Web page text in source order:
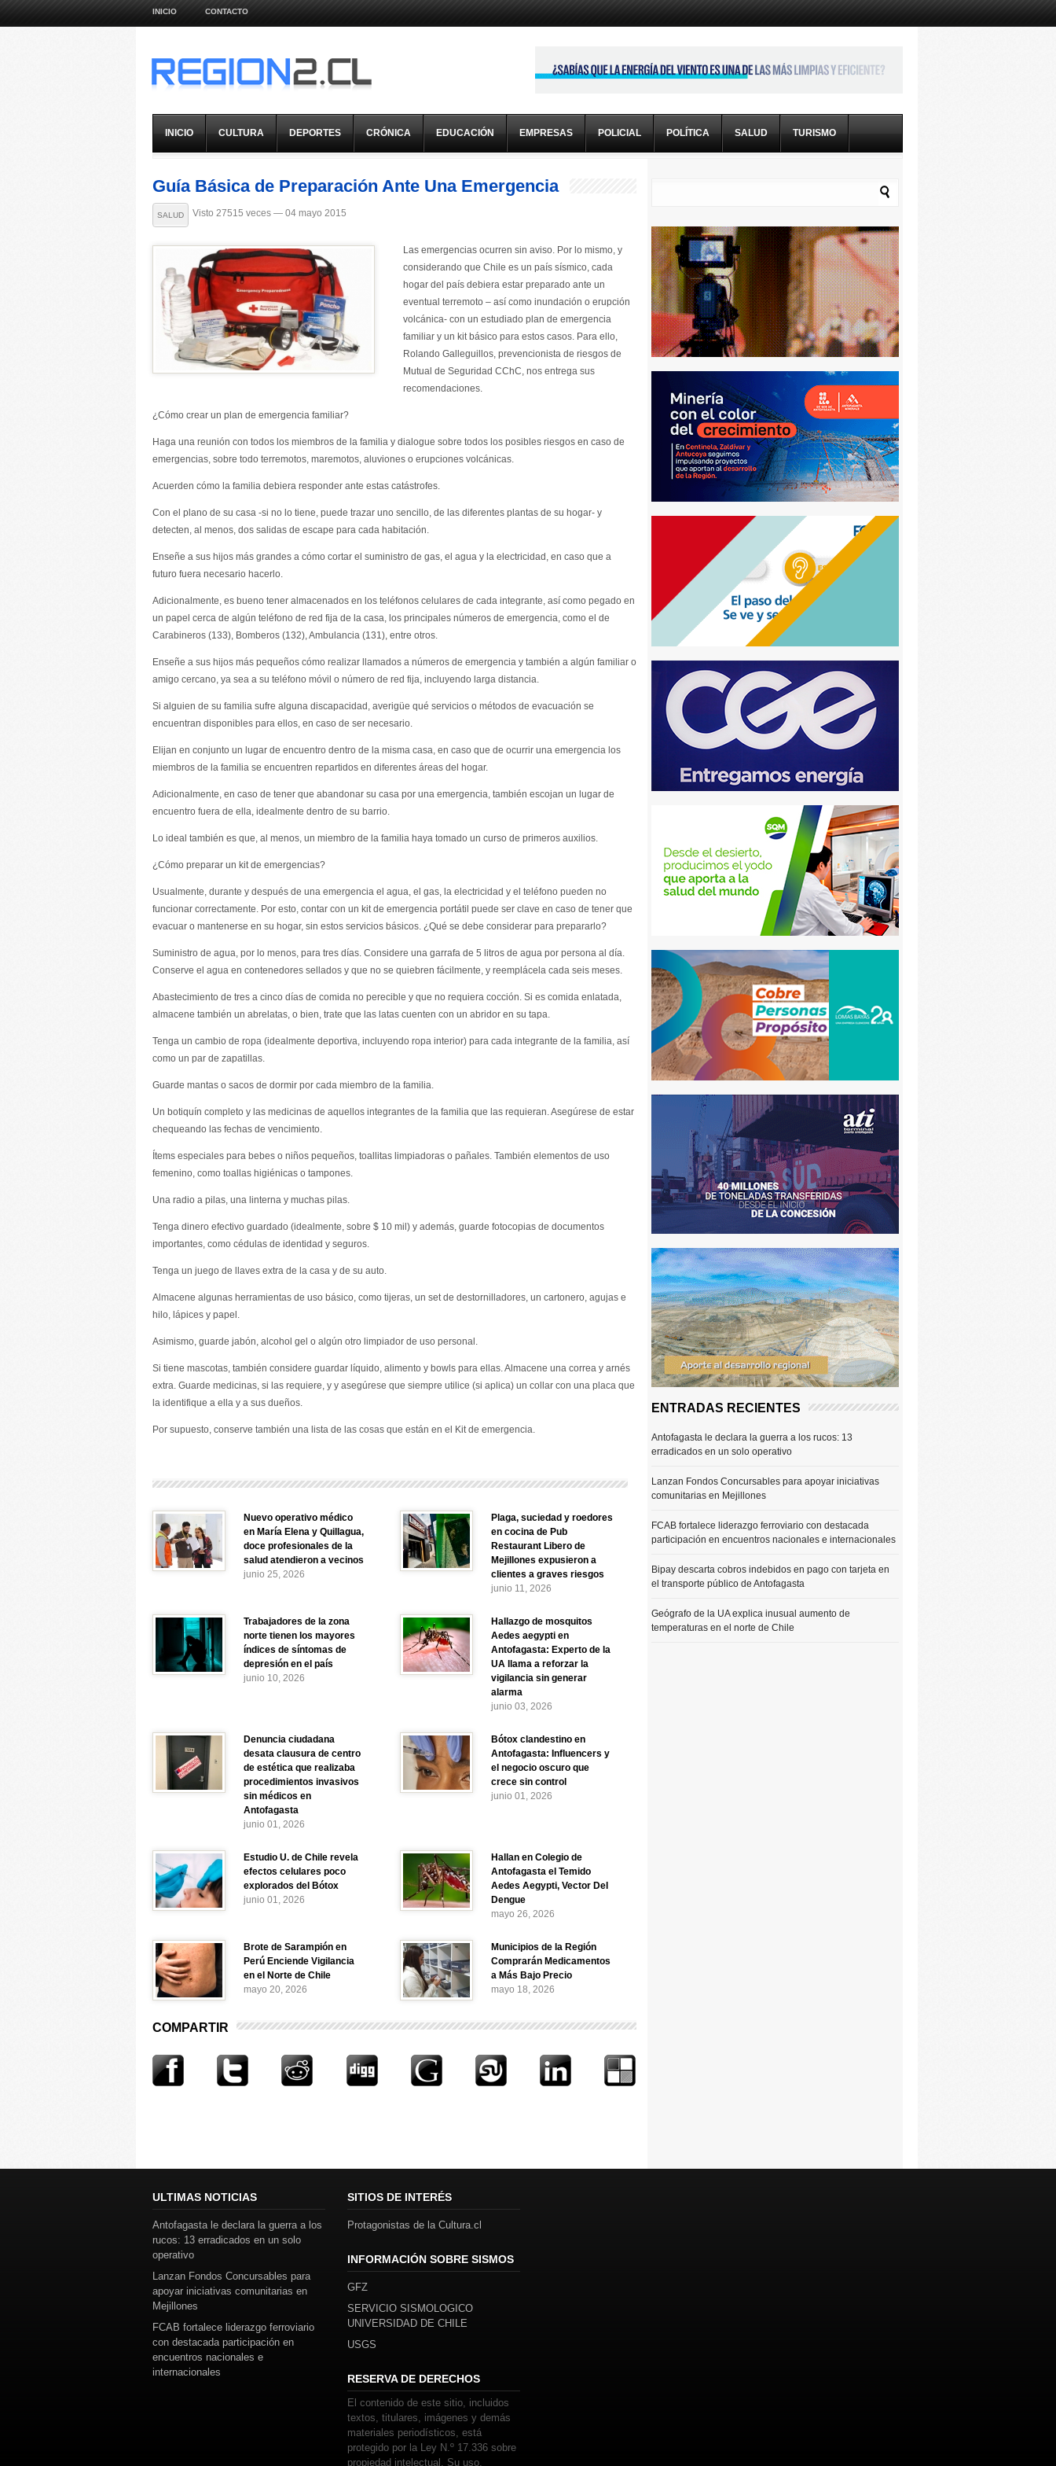
INICIO CONTACTO
INICIO CULTURA DEPORTES CRÓNICA EDUCACIÓN EMPRESAS POLICIAL POLÍTICA SALUD TURISMO
SALUD Visto 27515 veces — 04 mayo 2015
Las emergencias ocurren sin aviso. Por lo mismo, y
considerando que Chile es un país sísmico, cada
hogar del país debiera estar preparado ante un
eventual terremoto – así como inundación o erupción
volcánica- con un estudiado plan de emergencia
familiar y un kit básico para estos casos. Para ello,
Rolando Galleguillos, prevencionista de riesgos de
Mutual de Seguridad CChC, nos entrega sus
recomendaciones.
¿Cómo crear un plan de emergencia familiar?
Haga una reunión con todos los miembros de la familia y dialogue sobre todos los posibles riesgos en caso de
emergencias, sobre todo terremotos, maremotos, aluviones o erupciones volcánicas.
Acuerden cómo la familia debiera responder ante estas catástrofes.
Con el plano de su casa -si no lo tiene, puede trazar uno sencillo, de las diferentes plantas de su hogar- y
detecten, al menos, dos salidas de escape para cada habitación.
Enseñe a sus hijos más grandes a cómo cortar el suministro de gas, el agua y la electricidad, en caso que a
futuro fuera necesario hacerlo.
Adicionalmente, es bueno tener almacenados en los teléfonos celulares de cada integrante, así como pegado en
un papel cerca de algún teléfono de red fija de la casa, los principales números de emergencia, como el de
Carabineros (133), Bomberos (132), Ambulancia (131), entre otros.
Enseñe a sus hijos más pequeños cómo realizar llamados a números de emergencia y también a algún familiar o
amigo cercano, ya sea a su teléfono móvil o número de red fija, incluyendo larga distancia.
Si alguien de su familia sufre alguna discapacidad, averigüe qué servicios o métodos de evacuación se
encuentran disponibles para ellos, en caso de ser necesario.
Elijan en conjunto un lugar de encuentro dentro de la misma casa, en caso que de ocurrir una emergencia los
miembros de la familia se encuentren repartidos en diferentes áreas del hogar.
Adicionalmente, en caso de tener que abandonar su casa por una emergencia, también escojan un lugar de
encuentro fuera de ella, idealmente dentro de su barrio.
Lo ideal también es que, al menos, un miembro de la familia haya tomado un curso de primeros auxilios.
¿Cómo preparar un kit de emergencias?
Usualmente, durante y después de una emergencia el agua, el gas, la electricidad y el teléfono pueden no
funcionar correctamente. Por esto, contar con un kit de emergencia portátil puede ser clave en caso de tener que
evacuar o mantenerse en su hogar, sin estos servicios básicos. ¿Qué se debe considerar para prepararlo?
Suministro de agua, por lo menos, para tres días. Considere una garrafa de 5 litros de agua por persona al día.
Conserve el agua en contenedores sellados y que no se quiebren fácilmente, y reemplácela cada seis meses.
Abastecimiento de tres a cinco días de comida no perecible y que no requiera cocción. Si es comida enlatada,
almacene también un abrelatas, o bien, trate que las latas cuenten con un abridor en su tapa.
Tenga un cambio de ropa (idealmente deportiva, incluyendo ropa interior) para cada integrante de la familia, así
como un par de zapatillas.
Guarde mantas o sacos de dormir por cada miembro de la familia.
Un botiquín completo y las medicinas de aquellos integrantes de la familia que las requieran. Asegúrese de estar
chequeando las fechas de vencimiento.
Ítems especiales para bebes o niños pequeños, toallitas limpiadoras o pañales. También elementos de uso
femenino, como toallas higiénicas o tampones.
Una radio a pilas, una linterna y muchas pilas.
Tenga dinero efectivo guardado (idealmente, sobre $ 10 mil) y además, guarde fotocopias de documentos
importantes, como cédulas de identidad y seguros.
Tenga un juego de llaves extra de la casa y de su auto.
Almacene algunas herramientas de uso básico, como tijeras, un set de destornilladores, un cartonero, agujas e
hilo, lápices y papel.
Asimismo, guarde jabón, alcohol gel o algún otro limpiador de uso personal.
Si tiene mascotas, también considere guardar líquido, alimento y bowls para ellas. Almacene una correa y arnés
extra. Guarde medicinas, si las requiere, y y asegúrese que siempre utilice (si aplica) un collar con una placa que
la identifique a ella y a sus dueños.
Por supuesto, conserve también una lista de las cosas que están en el Kit de emergencia.
Nuevo operativo médico
en María Elena y Quillagua,
doce profesionales de la
salud atendieron a vecinos
junio 25, 2026
Plaga, suciedad y roedores
en cocina de Pub
Restaurant Libero de
Mejillones expusieron a
clientes a graves riesgos
junio 11, 2026
Trabajadores de la zona
norte tienen los mayores
índices de síntomas de
depresión en el país
junio 10, 2026
Hallazgo de mosquitos
Aedes aegypti en
Antofagasta: Experto de la
UA llama a reforzar la
vigilancia sin generar
alarma
junio 03, 2026
Denuncia ciudadana
desata clausura de centro
de estética que realizaba
procedimientos invasivos
sin médicos en
Antofagasta
junio 01, 2026
Bótox clandestino en
Antofagasta: Influencers y
el negocio oscuro que
crece sin control
junio 01, 2026
Estudio U. de Chile revela
efectos celulares poco
explorados del Bótox
junio 01, 2026
Hallan en Colegio de
Antofagasta el Temido
Aedes Aegypti, Vector Del
Dengue
mayo 26, 2026
Brote de Sarampión en
Perú Enciende Vigilancia
en el Norte de Chile
mayo 20, 2026
Municipios de la Región
Comprarán Medicamentos
a Más Bajo Precio
mayo 18, 2026
COMPARTIR
ENTRADAS RECIENTES
Antofagasta le declara la guerra a los rucos: 13
erradicados en un solo operativo
Lanzan Fondos Concursables para apoyar iniciativas
comunitarias en Mejillones
FCAB fortalece liderazgo ferroviario con destacada
participación en encuentros nacionales e internacionales
Bipay descarta cobros indebidos en pago con tarjeta en
el transporte público de Antofagasta
Geógrafo de la UA explica inusual aumento de
temperaturas en el norte de Chile
ULTIMAS NOTICIAS
Antofagasta le declara la guerra a los
rucos: 13 erradicados en un solo
operativo
Lanzan Fondos Concursables para
apoyar iniciativas comunitarias en
Mejillones
FCAB fortalece liderazgo ferroviario
con destacada participación en
encuentros nacionales e
internacionales
SITIOS DE INTERÉS
Protagonistas de la Cultura.cl
INFORMACIÓN SOBRE SISMOS
GFZ
SERVICIO SISMOLOGICO
UNIVERSIDAD DE CHILE
USGS
RESERVA DE DERECHOS
El contenido de este sitio, incluidos
textos, titulares, imágenes y demás
materiales periodísticos, está
protegido por la Ley N.º 17.336 sobre
propiedad intelectual. Su uso,